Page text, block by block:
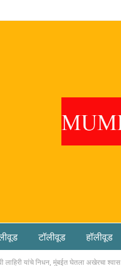
टॉलीवूड हॉलीवूड
लाहिरी यांचे निधन, मुंबईत घेतला अखेरचा श्वास